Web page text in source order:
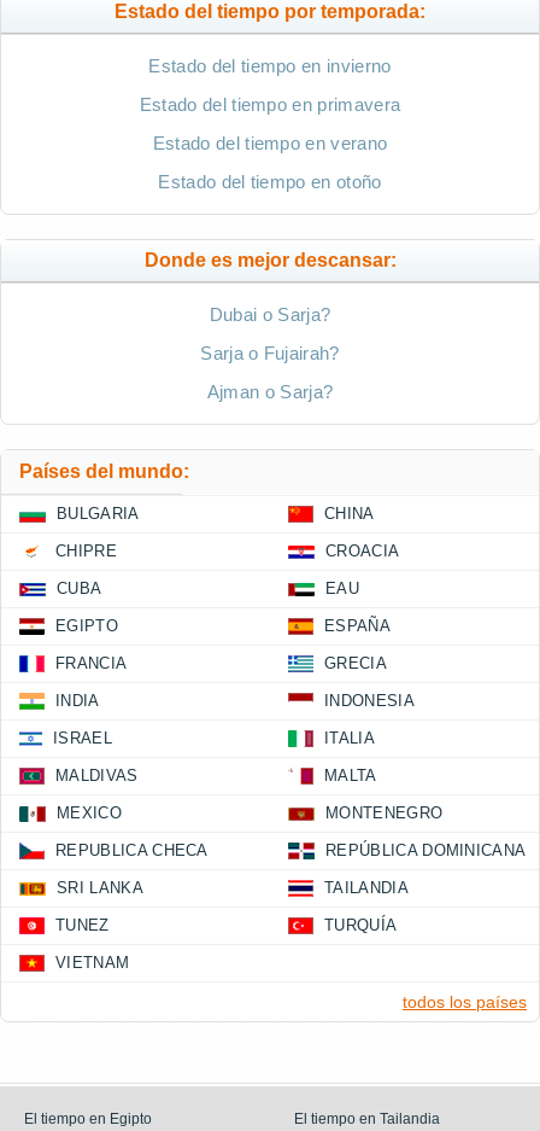
Estado del tiempo por temporada:
Estado del tiempo en invierno
Estado del tiempo en primavera
Estado del tiempo en verano
Estado del tiempo en otoño
Donde es mejor descansar:
Dubai o Sarja?
Sarja o Fujairah?
Ajman o Sarja?
Países del mundo:
BULGARIA CHINA
CHIPRE CROACIA
CUBA EAU
EGIPTO ESPAÑA
FRANCIA GRECIA
INDIA INDONESIA
ISRAEL ITALIA
MALDIVAS MALTA
MEXICO MONTENEGRO
REPUBLICA CHECA REPÚBLICA DOMINICANA
SRI LANKA TAILANDIA
TUNEZ TURQUÍA
VIETNAM
todos los países
El tiempo en Egipto El tiempo en Tailandia